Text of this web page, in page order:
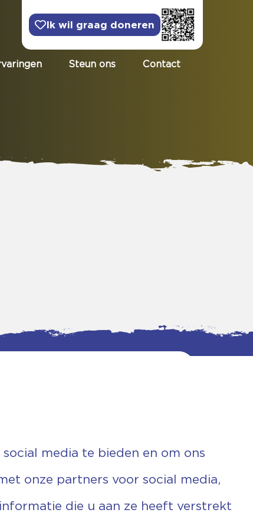
Ik wil graag doneren
Steun ons Contact
media te bieden en om ons
onze partners voor social media,
die u aan ze heeft verstrekt